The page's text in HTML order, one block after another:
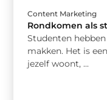
Content Marketing
Rondkomen als
Studenten
makken. Het is
jezelf woont, ...